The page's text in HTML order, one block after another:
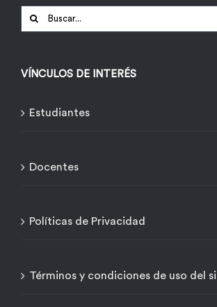
Buscar:
VÍNCULOS DE INTERÉS
Estudiantes
Docentes
Políticas de Privacidad
Términos y condiciones de uso del